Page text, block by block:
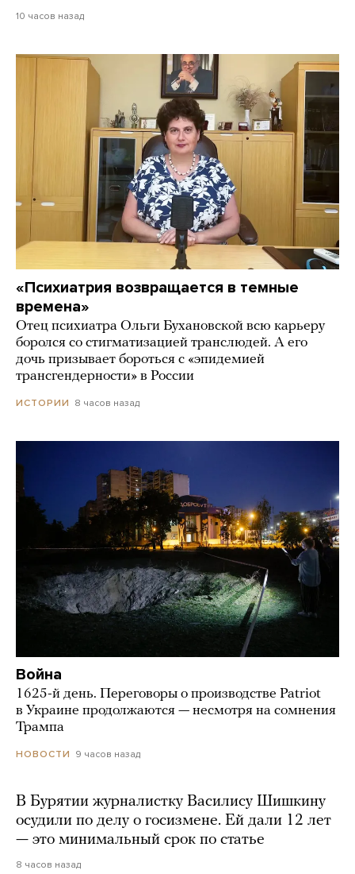
10 часов назад
«Психиатрия возвращается в темные
времена»
Отец психиатра Ольги Бухановской всю карьеру
боролся со стигматизацией транслюдей. А его
дочь призывает бороться с «эпидемией
трансгендерности» в России
ИСТОРИИ 8 часов назад
Война
1625-й день. Переговоры о производстве Patriot
в Украине продолжаются — несмотря на сомнения
Трампа
НОВОСТИ 9 часов назад
В Бурятии журналистку Василису Шишкину
осудили по делу о госизмене. Ей дали 12 лет
— это минимальный срок по статье
8 часов назад